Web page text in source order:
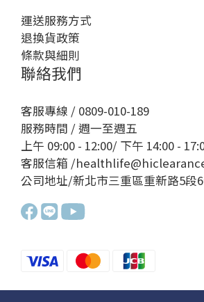
運送服務方式
退換貨政策
條款與細則
聯絡我們
客服專線 / 0809-010-189
服務時間 / 週一至週五
上午 09:00 - 12:00/ 下午 14:00 -
客服信箱 /
公司地址/新北市三重區重新路5段